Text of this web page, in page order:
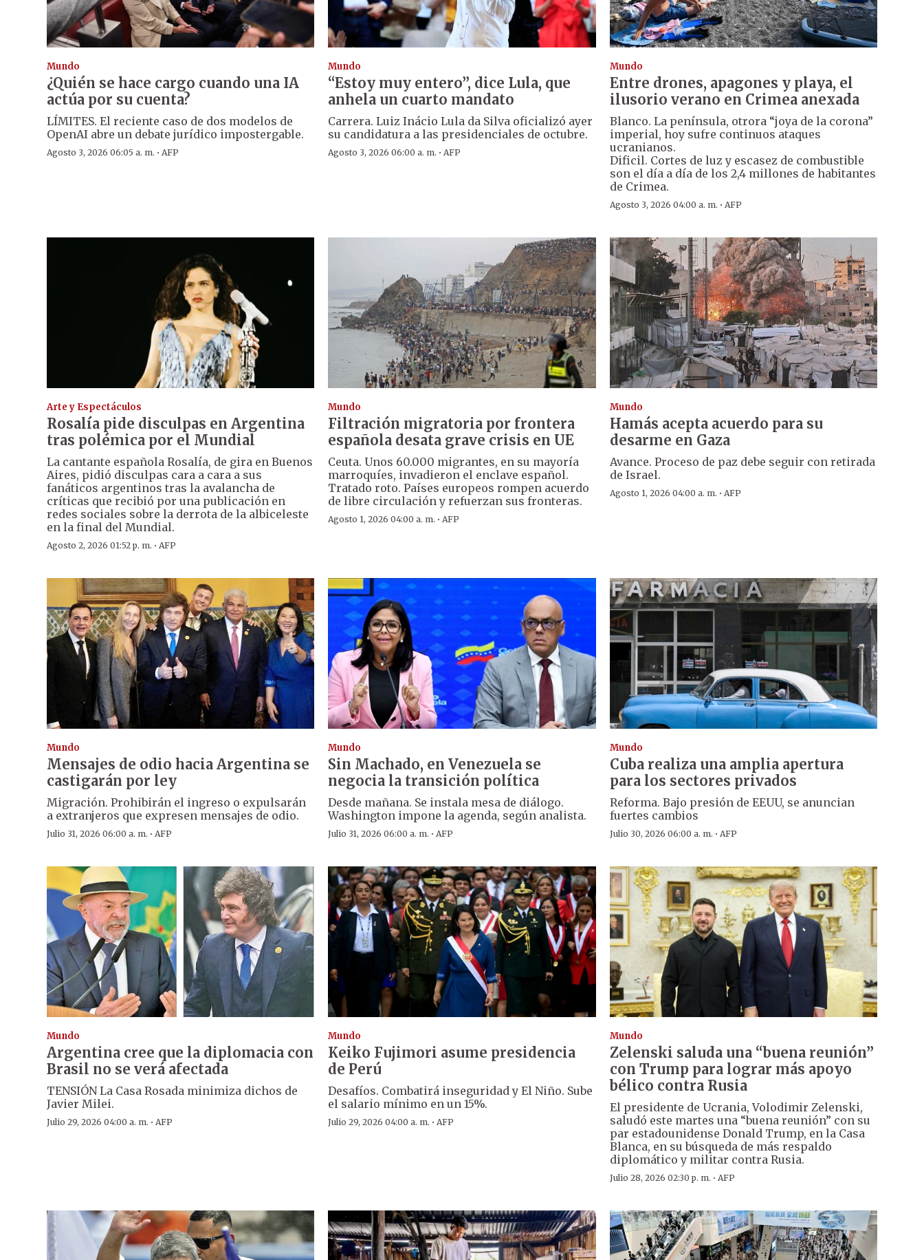
Mundo
¿Quién se hace cargo cuando una IA
actúa por su cuenta?
LÍMITES. El reciente caso de dos modelos de
OpenAI abre un debate jurídico impostergable.
Agosto 3, 2026 06:05 a. m. · AFP
Mundo
“Estoy muy entero”, dice Lula, que
anhela un cuarto mandato
Carrera. Luiz Inácio Lula da Silva oficializó ayer
su candidatura a las presidenciales de octubre.
Agosto 3, 2026 06:00 a. m. ·AFP
Mundo
Entre drones, apagones y playa, el
ilusorio verano en Crimea anexada
Blanco. La península, otrora “joya de la corona”
imperial, hoy sufre continuos ataques
ucranianos.
Dificil. Cortes de luz y escasez de combustible
son el día a día de los 2,4 millones de habitantes
de Crimea.
Agosto 3, 2026 04:00 a. m. · AFP
Arte y Espectáculos
Rosalía pide disculpas en Argentina
tras polémica por el Mundial
La cantante española Rosalía, de gira en Buenos
Aires, pidió disculpas cara a cara a sus
fanáticos argentinos tras la avalancha de
críticas que recibió por una publicación en
redes sociales sobre la derrota de la albiceleste
en la final del Mundial.
Agosto 2, 2026 01:52 p. m. · AFP
Mundo
Filtración migratoria por frontera
española desata grave crisis en UE
Ceuta. Unos 60.000 migrantes, en su mayoría
marroquíes, invadieron el enclave español.
Tratado roto. Países europeos rompen acuerdo
de libre circulación y refuerzan sus fronteras.
Agosto 1, 2026 04:00 a. m. ·AFP
Mundo
Hamás acepta acuerdo para su
desarme en Gaza
Avance. Proceso de paz debe seguir con retirada
de Israel.
Agosto 1, 2026 04:00 a. m. · AFP
Mundo
Mensajes de odio hacia Argentina se
castigarán por ley
Migración. Prohibirán el ingreso o expulsarán
a extranjeros que expresen mensajes de odio.
Julio 31, 2026 06:00 a. m. · AFP
Mundo
Sin Machado, en Venezuela se
negocia la transición política
Desde mañana. Se instala mesa de diálogo.
Washington impone la agenda, según analista.
Julio 31, 2026 06:00 a. m. ·AFP
Mundo
Cuba realiza una amplia apertura
para los sectores privados
Reforma. Bajo presión de EEUU, se anuncian
fuertes cambios
Julio 30, 2026 06:00 a. m. · AFP
Mundo
Argentina cree que la diplomacia con
Brasil no se verá afectada
TENSIÓN La Casa Rosada minimiza dichos de
Javier Milei.
Julio 29, 2026 04:00 a. m. · AFP
Mundo
Keiko Fujimori asume presidencia
de Perú
Desafíos. Combatirá inseguridad y El Niño. Sube
el salario mínimo en un 15%.
Julio 29, 2026 04:00 a. m. ·AFP
Mundo
Zelenski saluda una “buena reunión”
con Trump para lograr más apoyo
bélico contra Rusia
El presidente de Ucrania, Volodimir Zelenski,
saludó este martes una “buena reunión” con su
par estadounidense Donald Trump, en la Casa
Blanca, en su búsqueda de más respaldo
diplomático y militar contra Rusia.
Julio 28, 2026 02:30 p. m. · AFP